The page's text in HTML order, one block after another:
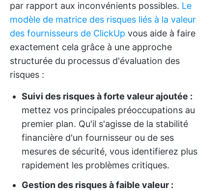
par rapport aux inconvénients possibles. Le
modèle de matrice des risques liés à la valeur
des fournisseurs de ClickUp vous aide à faire
exactement cela grâce à une approche
structurée du processus d'évaluation des
risques :
Suivi des risques à forte valeur ajoutée :
mettez vos principales préoccupations au
premier plan. Qu'il s'agisse de la stabilité
financière d'un fournisseur ou de ses
mesures de sécurité, vous identifierez plus
rapidement les problèmes critiques.
Gestion des risques à faible valeur :